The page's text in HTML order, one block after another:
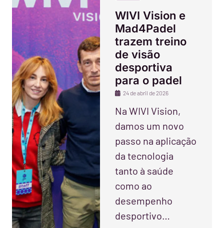
WIVI Vision e
Mad4Padel
trazem treino
de visão
desportiva
para o padel
24 de abril de 2026
Na WIVI Vision,
damos um novo
passo na aplicação
da tecnologia
tanto à saúde
como ao
desempenho
desportivo…